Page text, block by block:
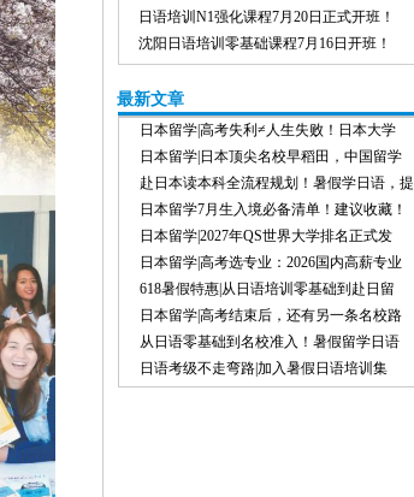
日语培训N1强化课程7月20日正式开班！
沈阳日语培训零基础课程7月16日开班！
最新文章
日本留学|高考失利≠人生失败！日本大学
日本留学|日本顶尖名校早稻田，中国留学
赴日本读本科全流程规划！暑假学日语，提
日本留学7月生入境必备清单！建议收藏！
日本留学|2027年QS世界大学排名正式发
日本留学|高考选专业：2026国内高薪专业
618暑假特惠|从日语培训零基础到赴日留
日本留学|高考结束后，还有另一条名校路
从日语零基础到名校准入！暑假留学日语
日语考级不走弯路|加入暑假日语培训集